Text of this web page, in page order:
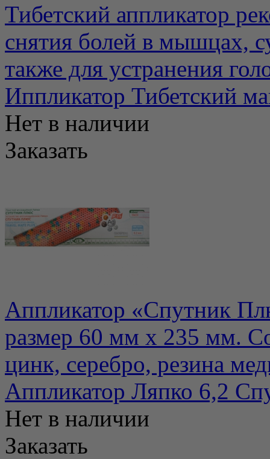
Тибетский аппликатор
снятия болей в мышцах,
также для устранения
Иппликатор Тибетский
Нет в наличии
Заказать
Аппликатор «Спутник
размер 60 мм х 235 мм.
цинк, серебро, резина
Аппликатор Ляпко 6,2
Нет в наличии
Заказать